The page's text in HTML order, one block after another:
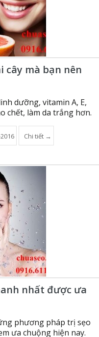
cây mà bạn nên
dưỡng, vitamin A, E,
chết, làm da trắng hơn.
Chi tiết →
nhất được ưa
phương pháp trị sẹo
ưa chuộng hiện nay.